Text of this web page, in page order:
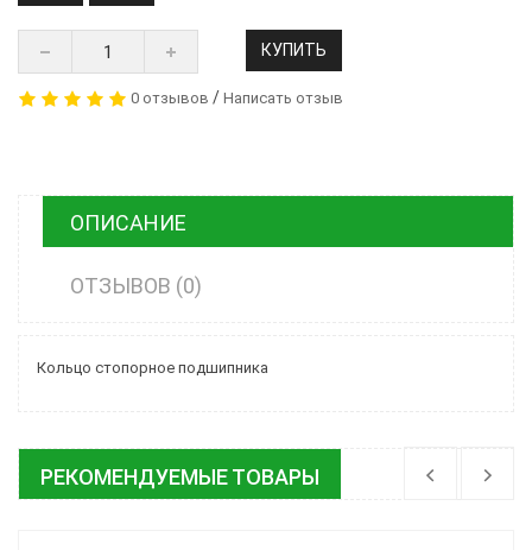
КУПИТЬ
0 отзывов / Написать отзыв
ОПИСАНИЕ
ОТЗЫВОВ (0)
Кольцо стопорное подшипника
РЕКОМЕНДУЕМЫЕ ТОВАРЫ